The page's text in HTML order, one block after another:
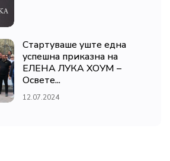
Стартуваше уште една
успешна приказна на
ЕЛЕНА ЛУКА ХОУМ –
Освете...
12.07.2024